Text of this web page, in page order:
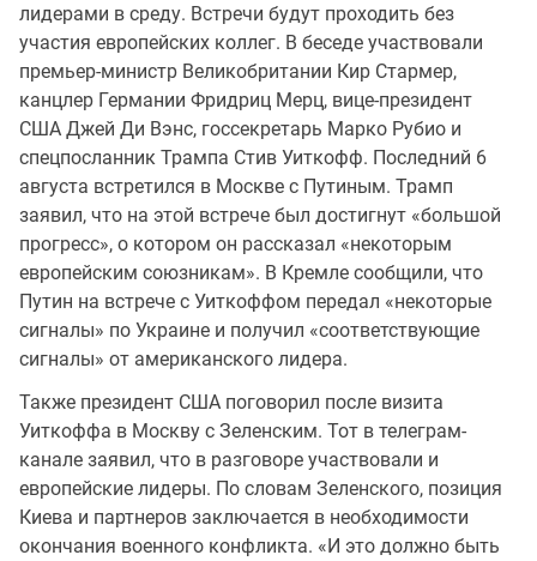
лидерами в среду. Встречи будут проходить без
участия европейских коллег. В беседе участвовали
премьер-министр Великобритании Кир Стармер,
канцлер Германии Фридриц Мерц, вице-президент
США Джей Ди Вэнс, госсекретарь Марко Рубио и
спецпосланник Трампа Стив Уиткофф. Последний 6
августа встретился в Москве с Путиным. Трамп
заявил, что на этой встрече был достигнут «большой
прогресс», о котором он рассказал «некоторым
европейским союзникам». В Кремле сообщили, что
Путин на встрече с Уиткоффом передал «некоторые
сигналы» по Украине и получил «соответствующие
сигналы» от американского лидера.
Также президент США поговорил после визита
Уиткоффа в Москву с Зеленским. Тот в телеграм-
канале заявил, что в разговоре участвовали и
европейские лидеры. По словам Зеленского, позиция
Киева и партнеров заключается в необходимости
окончания военного конфликта. «И это должно быть